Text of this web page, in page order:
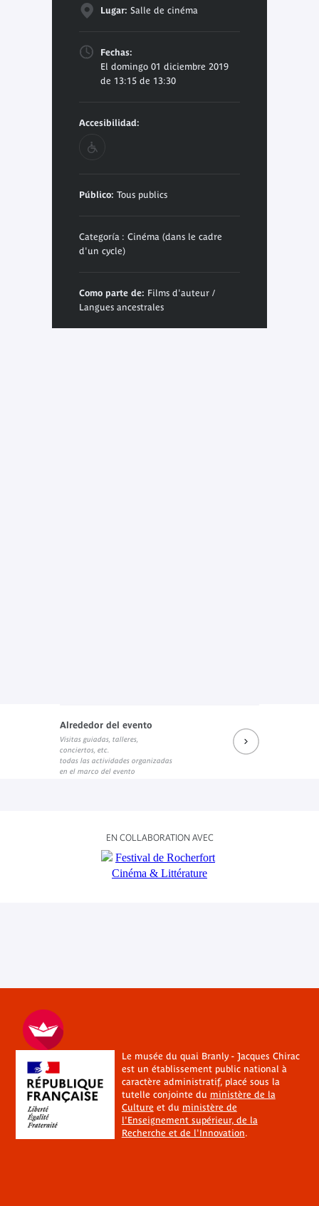
Lugar: Salle de cinéma
Fechas:
El domingo 01 diciembre 2019
de 13:15 de 13:30
Accesibilidad:
Público: Tous publics
Categoría : Cinéma (dans le cadre
d'un cycle)
Como parte de: Films d'auteur /
Langues ancestrales
Alrededor del evento
Visitas guiadas, talleres,
conciertos, etc.
todas las actividades organizadas
en el marco del evento
EN COLLABORATION AVEC
Le musée du quai Branly - Jacques Chirac
est un établissement public national à
caractère administratif, placé sous la
tutelle conjointe du ministère de la
Cultureet du ministère de
l'Enseignement supérieur, de la
Recherche et de l'Innovation.